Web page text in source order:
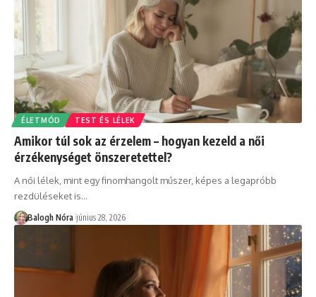
ÉLETMÓD TEST ÉS LÉLEK
Amikor túl sok az érzelem – hogyan kezeld a női
érzékenységet önszeretettel?
A női lélek, mint egy finomhangolt műszer, képes a legapróbb
rezdüléseket is…
Balogh Nóra június 28, 2026